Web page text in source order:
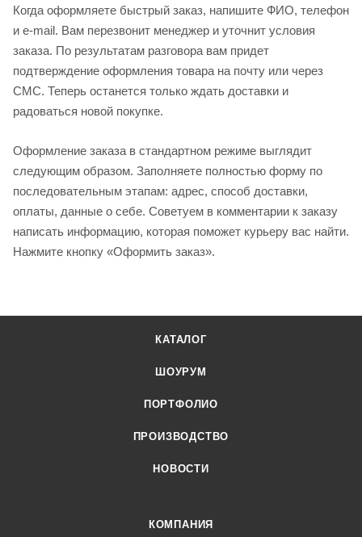
Когда оформляете быстрый заказ, напишите ФИО, телефон
и e-mail. Вам перезвонит менеджер и уточнит условия
заказа. По результатам разговора вам придет
подтверждение оформления товара на почту или через
СМС. Теперь останется только ждать доставки и
радоваться новой покупке.
Оформление заказа в стандартном режиме выглядит
следующим образом. Заполняете полностью форму по
последовательным этапам: адрес, способ доставки,
оплаты, данные о себе. Советуем в комментарии к заказу
написать информацию, которая поможет курьеру вас найти.
Нажмите кнопку «Оформить заказ».
КАТАЛОГ
ШОУРУМ
ПОРТФОЛИО
ПРОИЗВОДСТВО
НОВОСТИ
КОМПАНИЯ